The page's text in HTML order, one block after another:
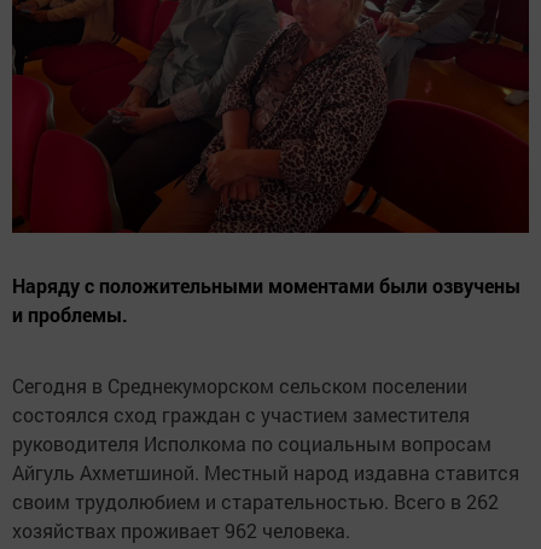
Наряду с положительными моментами были озвучены
и проблемы.
Сегодня в Среднекуморском сельском поселении
состоялся сход граждан с участием заместителя
руководителя Исполкома по социальным вопросам
Айгуль Ахметшиной. Местный народ издавна ставится
своим трудолюбием и старательностью. Всего в 262
хозяйствах проживает 962 человека.